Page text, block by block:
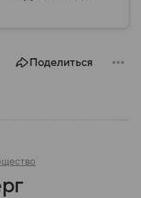
проливу, а также
Поделиться